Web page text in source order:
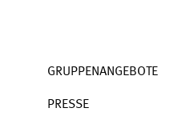
GRUPPENANGEBOTE
PRESSE